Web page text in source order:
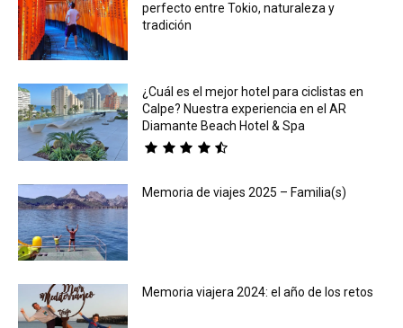
perfecto entre Tokio, naturaleza y
tradición
¿Cuál es el mejor hotel para ciclistas en
Calpe? Nuestra experiencia en el AR
Diamante Beach Hotel & Spa
Memoria de viajes 2025 – Familia(s)
Memoria viajera 2024: el año de los retos